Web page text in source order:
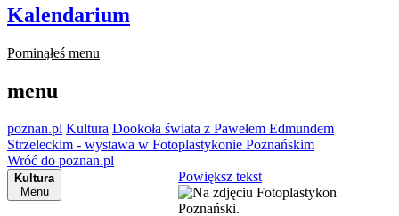
Kalendarium
Pominąłeś menu
menu
poznan.pl Kultura Dookoła świata z Pawełem Edmundem
Strzeleckim - wystawa w Fotoplastykonie Poznańskim
Wróć do poznan.pl
Kultura
Menu
Powiększ tekst